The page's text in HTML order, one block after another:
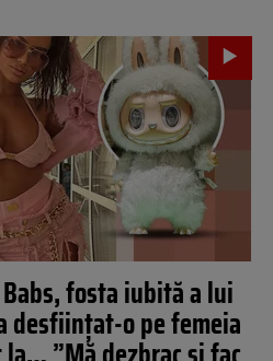
fosta iubită a lui
desființat-o pe femeia